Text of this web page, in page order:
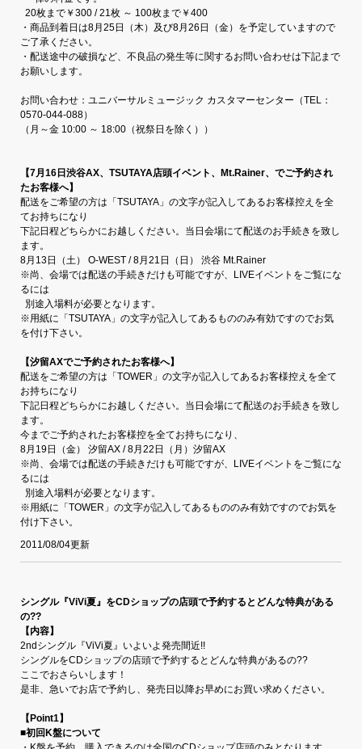
20枚まで￥300 / 21枚 ～ 100枚まで￥400
・商品到着日は8月25日（木）及び8月26日（金）を予定していますので
ご了承ください。
・配送途中の破損など、不良品の発生等に関するお問い合わせは下記まで
お願いします。
お問い合わせ：ユニバーサルミュージック カスタマーセンター（TEL：
0570-044-088）
（ 月～金 10:00 ～ 18:00（祝祭日を除く））
【7月16日渋谷AX、TSUTAYA店頭イベント、Mt.Rainer、でご予約され
たお客様へ】
配送をご希望の方は 「TSUTAYA」の文字が記入してあるお客様控え を全
てお持ちになり
下記日程どちらかにお越しください。当日会場にて配送のお手続きを致し
ます。
8月13日（土） O-WEST / 8月21日（日） 渋谷 Mt.Rainer
※尚、会場では配送の手続きだけも可能ですが、LIVEイベントをご覧にな
るには
別途入場料が必要となります。
※用紙に「TSUTAYA」の文字が記入してあるもののみ有効ですのでお気
を付け下さい。
【汐留AXでご予約されたお客様へ】
配送をご希望の方は 「TOWER」の文字が記入してあるお客様控え を全て
お持ちになり
下記日程どちらかにお越しください。当日会場にて配送のお手続きを致し
ます。
今までご予約されたお客様控を全てお持ちになり、
8月19日（金） 汐留AX / 8月22日（月）汐留AX
※尚、会場では配送の手続きだけも可能ですが、LIVEイベントをご覧にな
るには
別途入場料が必要となります。
※用紙に「TOWER」の文字が記入してあるもののみ有効ですのでお気を
付け下さい。
2011/08/04更新
シングル『ViVi夏』をCDショップの店頭で予約するとどんな特典がある
の??
【内容】
2ndシングル『ViVi夏』いよいよ発売間近!!
シングルをCDショップの店頭で予約するとどんな特典があるの??
ここでおさらいします！
是非、急いでお店で予約し、発売日以降お早めにお買い求めください。
【Point1】
■初回K盤について